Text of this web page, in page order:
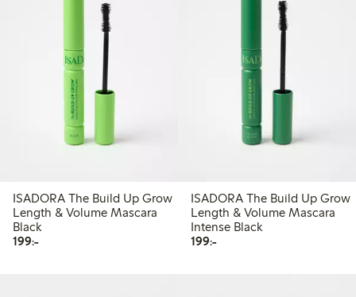
ISADORA The Build Up Grow
Length & Volume Mascara
Black
199:-199,00 kr
ISADORA The Build Up Grow
Length & Volume Mascara
Intense Black
199:-199,00 kr